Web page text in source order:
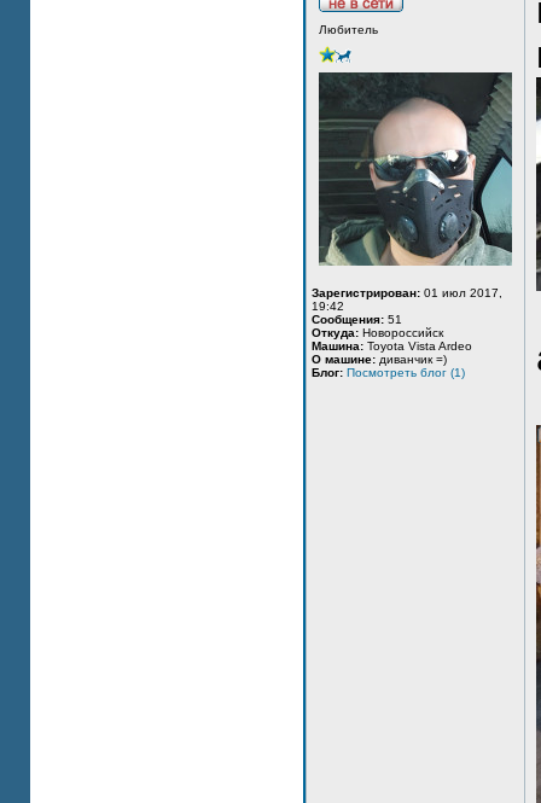
Любитель
Зарегистрирован: 01 июл 2017,
19:42
Сообщения: 51
Откуда: Новороссийск
Машина: Toyota Vista Ardeo
О машине: диванчик =)
Блог: Посмотреть блог (1)